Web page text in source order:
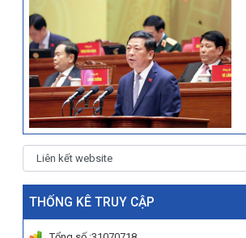
THỐNG KÊ TRUY CẬP